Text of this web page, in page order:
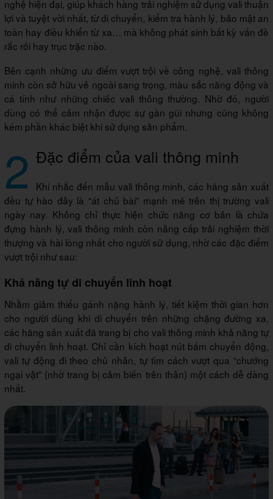
nghệ hiện đại, giúp khách hàng trải nghiệm sử dụng vali thuận
lợi và tuyệt vời nhất, từ di chuyển, kiểm tra hành lý, bảo mật an
toàn hay điều khiển từ xa… mà không phát sinh bất kỳ vấn đề
rắc rối hay trục trặc nào.
Bên cạnh những ưu điểm vượt trội về công nghệ, vali thông
minh còn sở hữu vẻ ngoài sang trọng, màu sắc năng động và
cá tính như những chiếc vali thông thường. Nhờ đó, người
dùng có thể cảm nhận được sự gần gũi nhưng cũng không
kém phần khác biệt khi sử dụng sản phẩm.
2 Đặc điểm của vali thông minh
Khi nhắc đến mẫu vali thông minh, các hãng sản xuất
đều tự hào đây là “át chủ bài” mạnh mẽ trên thị trường vali
ngày nay. Không chỉ thực hiện chức năng cơ bản là chứa
đựng hành lý, vali thông minh còn nâng cấp trải nghiệm thời
thượng và hài lòng nhất cho người sử dụng, nhờ các đặc điểm
vượt trội như sau:
Khả năng tự di chuyển linh hoạt
Nhằm giảm thiểu gánh nặng hành lý, tiết kiệm thời gian hơn
cho người dùng khi di chuyển trên những chặng đường xa,
các hãng sản xuất đã trang bị cho vali thông minh khả năng tự
di chuyển linh hoạt. Chỉ cần kích hoạt nút bấm chuyển động,
vali tự động đi theo chủ nhân, tự tìm cách vượt qua “chướng
ngại vật” (nhờ trang bị cảm biến trên thân) một cách dễ dàng
nhất.